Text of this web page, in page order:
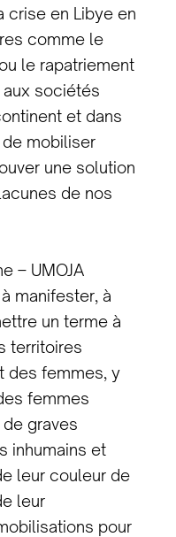
crise en Libye en
comme le
le rapatriement
sociétés
et dans
mobiliser
une solution
de nos
– UMOJA
manifester, à
un terme à
territoires
des femmes, y
femmes
graves
inhumains et
leur couleur de
leur
pour